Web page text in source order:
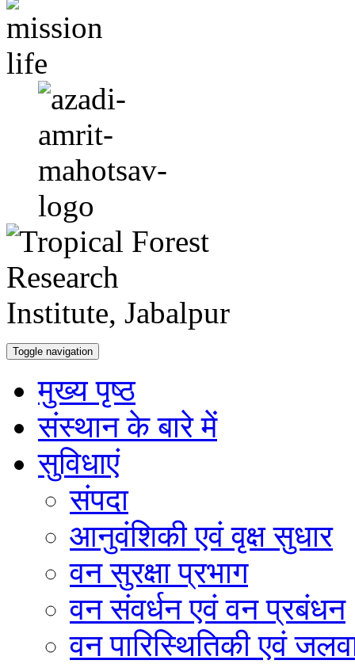
Toggle navigation
मुख्य पृष्ठ
संस्थान के बारे में
सुविधाएं
संपदा
आनुवंशिकी एवं वृक्ष सुधार
वन सुरक्षा प्रभाग
वन संवर्धन एवं वन प्रबंधन
वन पारिस्थितिकी एवं